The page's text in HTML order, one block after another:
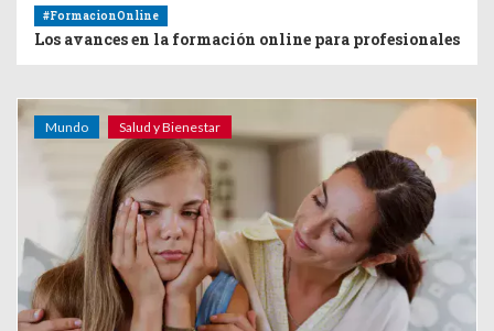
#FormacionOnline
Los avances en la formación online para profesionales
Mundo Salud y Bienestar